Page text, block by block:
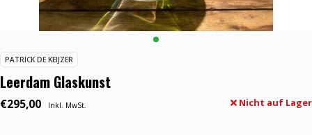
PATRICK DE KEIJZER
Leerdam Glaskunst
€295,00 Inkl. MwSt. Nicht auf Lager